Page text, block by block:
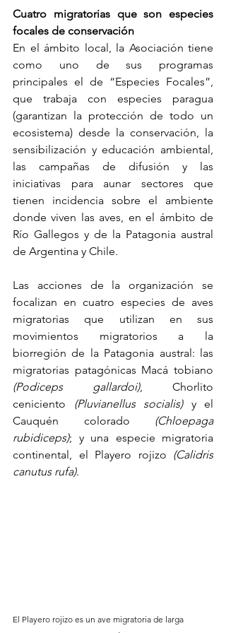
Cuatro migratorias que son especies
focales de conservación
En el ámbito local, la Asociación tiene
como uno de sus programas
principales el de “Especies Focales”,
que trabaja con especies paragua
(garantizan la protección de todo un
ecosistema) desde la conservación, la
sensibilización y educación ambiental,
las campañas de difusión y las
iniciativas para aunar sectores que
tienen incidencia sobre el ambiente
donde viven las aves, en el ámbito de
Río Gallegos y de la Patagonia austral
de Argentina y Chile.
Las acciones de la organización se
focalizan en cuatro especies de aves
migratorias que utilizan en sus
movimientos migratorios a la
biorregión de la Patagonia austral: las
(Podiceps gallardoi), Chorlito
ceniciento (Pluvianellus socialis) y el
Cauquén colorado (Chloepaga
rubidiceps); y una especie migratoria
continental, el Playero rojizo (Calidris
canutus rufa).
El Playero rojizo es un ave migratoria de larga